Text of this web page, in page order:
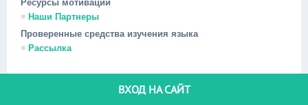
Ресурсы мотивации
Наши Партнеры
Проверенные средства изучения языка
Рассылка
ВХОД НА САЙТ